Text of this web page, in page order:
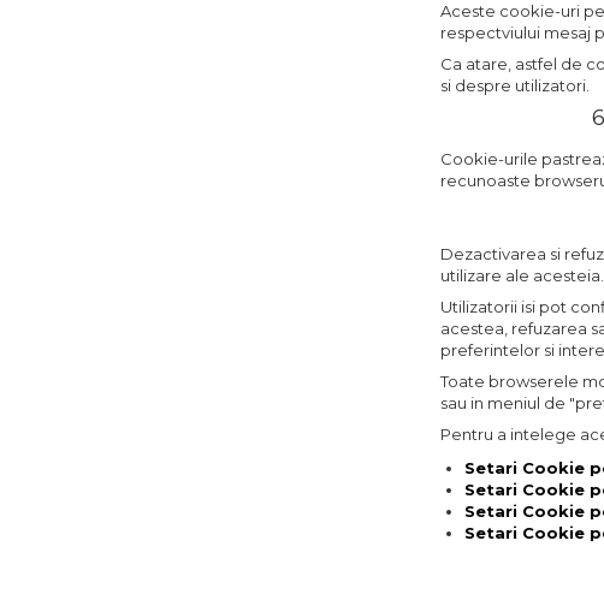
Aceste cookie-uri
respectviului mesaj
Ca atare, astfel de
si despre utilizatori.
Cookie-urile
recunoaste
Dezactivarea si
utilizare ale acesteia.
Utilizatorii isi pot
acestea, refuzarea
preferintelor si
Toate browserele
sau in meniul de
Pentru a intelege
Setari Cookie
Setari Cookie
Setari Cookie
Setari Cookie